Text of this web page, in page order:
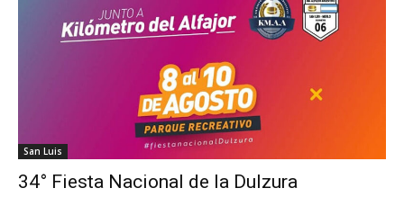
San Luis
34° Fiesta Nacional de la Dulzura